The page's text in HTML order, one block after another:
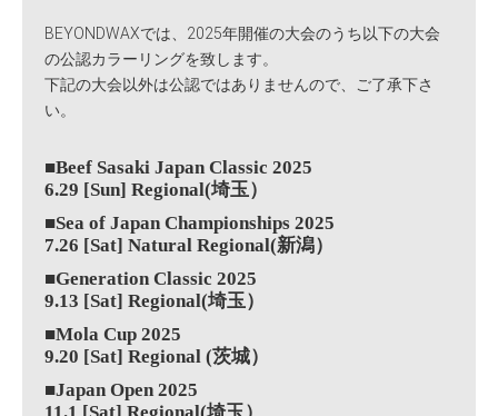
BEYONDWAXでは、2025年開催の大会のうち以下の大会
の公認カラーリングを致します。
下記の大会以外は公認ではありませんので、ご了承下さ
い。
■Beef Sasaki Japan Classic 2025
6.29 [Sun] Regional(埼玉）
■Sea of Japan Championships 2025
7.26 [Sat] Natural Regional(新潟）
■Generation Classic 2025
9.13 [Sat] Regional(埼玉）
■Mola Cup 2025
9.20 [Sat] Regional (茨城）
■Japan Open 2025